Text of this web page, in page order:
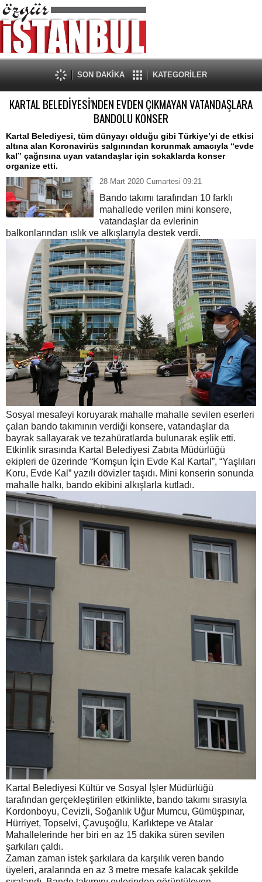
SON DAKİKA KATEGORİLER
KARTAL BELEDİYESİ'NDEN EVDEN ÇIKMAYAN VATANDAŞLARA
BANDOLU KONSER
Kartal Belediyesi, tüm dünyayı olduğu gibi Türkiye’yi de etkisi
altına alan Koronavirüs salgınından korunmak amacıyla “evde
kal” çağrısına uyan vatandaşlar için sokaklarda konser
organize etti.
28 Mart 2020 Cumartesi 09:21
Bando takımı tarafından 10 farklı
mahallede verilen mini konsere,
vatandaşlar da evlerinin
balkonlarından ıslık ve alkışlarıyla destek verdi.
Sosyal mesafeyi koruyarak mahalle mahalle sevilen eserleri
çalan bando takımının verdiği konsere, vatandaşlar da
bayrak sallayarak ve tezahüratlarda bulunarak eşlik etti.
Etkinlik sırasında Kartal Belediyesi Zabıta Müdürlüğü
ekipleri de üzerinde “Komşun İçin Evde Kal Kartal”, “Yaşlıları
Koru, Evde Kal” yazılı dövizler taşıdı. Mini konserin sonunda
mahalle halkı, bando ekibini alkışlarla kutladı.
Kartal Belediyesi Kültür ve Sosyal İşler Müdürlüğü
tarafından gerçekleştirilen etkinlikte, bando takımı sırasıyla
Kordonboyu, Cevizli, Soğanlık Uğur Mumcu, Gümüşpınar,
Hürriyet, Topselvi, Çavuşoğlu, Karlıktepe ve Atalar
Mahallelerinde her biri en az 15 dakika süren sevilen
şarkıları çaldı.
Zaman zaman istek şarkılara da karşılık veren bando
üyeleri, aralarında en az 3 metre mesafe kalacak şekilde